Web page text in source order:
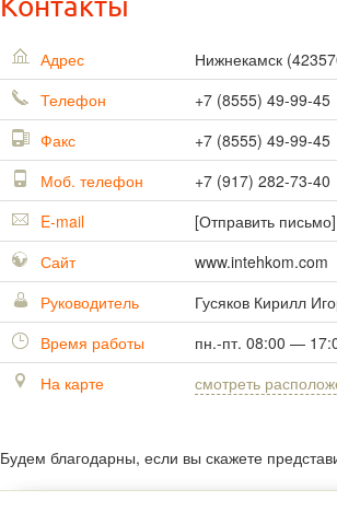
Контакты
Адрес Нижнекамск (
Телефон
+7 (8555) 49-99-45
Факс
+7 (8555) 49-99-45
Моб. телефон
+7 (917) 282-73-40
E-mail
[Отправить письмо]
Сайт
www.intehkom.com
Руководитель
Гусяков Кирилл
Время работы
пн.-пт. 08:00 —
На карте
смотреть
Будем благодарны, если вы скажете